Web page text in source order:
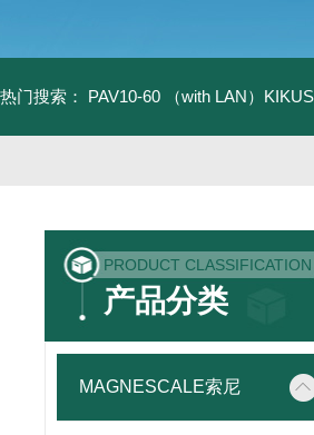
热门搜索： PAV10-60 （with LAN）
PRODUCT CLASSIFICATION
产品分类
MAGNESCALE索尼